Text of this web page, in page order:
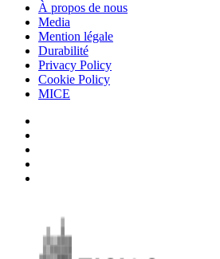
À propos de nous
Media
Mention légale
Durabilité
Privacy Policy
Cookie Policy
MICE